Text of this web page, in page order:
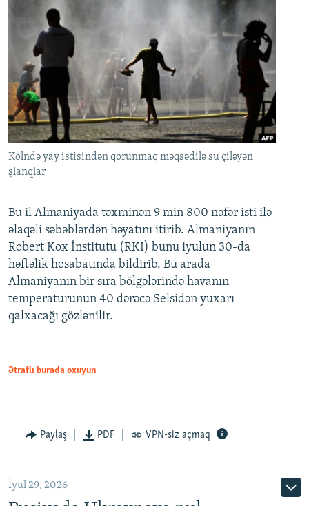
Kölndə yay istisindən qorunmaq məqsədilə su çiləyən
şlanqlar
Bu il Almaniyada təxminən 9 min 800 nəfər isti ilə
əlaqəli səbəblərdən həyatını itirib. Almaniyanın
Robert Kox İnstitutu (RKI) bunu iyulun 30-da
həftəlik hesabatında bildirib. Bu arada
Almaniyanın bir sıra bölgələrində havanın
temperaturunun 40 dərəcə Selsidən yuxarı
qalxacağı gözlənilir.
Ətraflı burada oxuyun
Paylaş PDF VPN-siz açmaq
İyul 29, 2026